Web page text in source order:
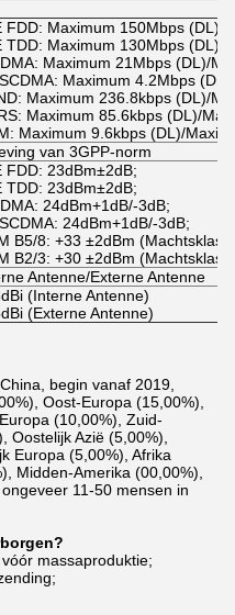
FDD: Maximum 150Mbps (DL)/
TDD: Maximum 130Mbps (DL)/
Maximum 21Mbps (DL)/
Maximum 4.2Mbps
Maximum 236.8kbps (DL)/
Maximum 85.6kbps (DL)/
Maximum 9.6kbps (DL)/
van 3GPP-norm
FDD: 23dBm±2dB;
TDD: 23dBm±2dB;
24dBm+1dB/-3dB;
24dBm+1dB/-3dB;
B5/8: +33 ±2dBm
B2/3: +30 ±2dBm
Antenne/Externe Antenne
(Interne Antenne)
(Externe Antenne)
begin vanaf 2019,
Oost-Europa (15,00%),
(10,00%), Zuid-
Oostelijk Azië (5,00%),
Europa (5,00%), Afrika
Midden-Amerika (00,00%),
11-50 mensen in
massaproduktie;